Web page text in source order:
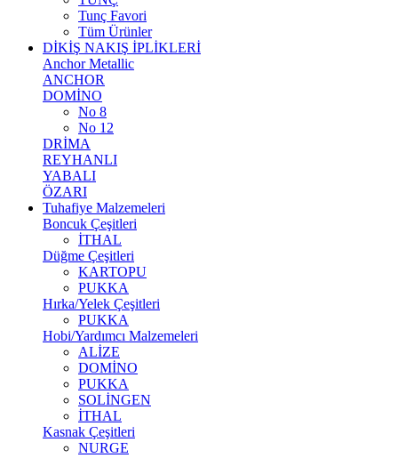
Tunç Favori
Tüm Ürünler
DİKİŞ NAKIŞ İPLİKLERİ
Anchor Metallic
ANCHOR
DOMİNO
No 8
No 12
DRİMA
REYHANLI
YABALI
ÖZARI
Tuhafiye Malzemeleri
Boncuk Çeşitleri
İTHAL
Düğme Çeşitleri
KARTOPU
PUKKA
Hırka/Yelek Çeşitleri
PUKKA
Hobi/Yardımcı Malzemeleri
ALİZE
DOMİNO
PUKKA
SOLİNGEN
İTHAL
Kasnak Çeşitleri
NURGE